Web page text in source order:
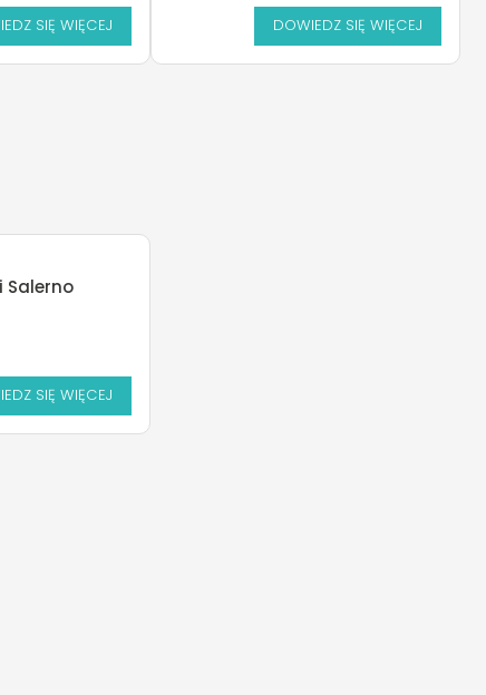
SIĘ WIĘCEJ DOWIEDZ SIĘ WIĘCEJ
Salerno
SIĘ WIĘCEJ